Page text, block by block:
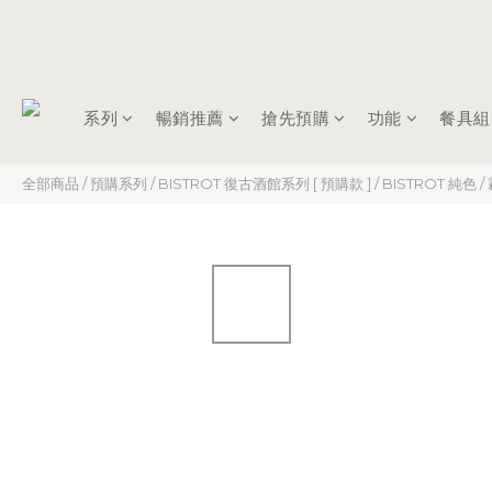
系列 暢銷推薦 搶先預購 功能 餐具組
全部商品 /預購系列 /BISTROT 復古酒館系列 [ 預購款 ] /BISTROT 純色 /